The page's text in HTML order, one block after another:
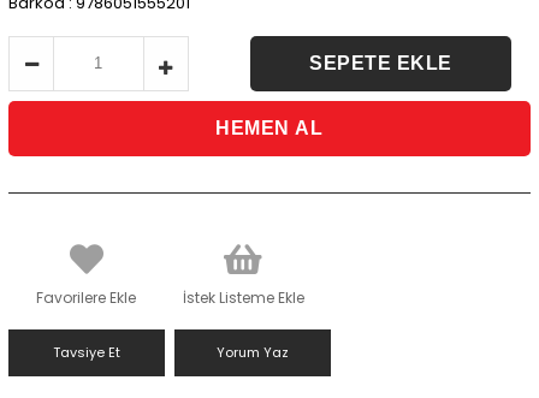
Favorilere Ekle İstek Listeme Ekle
Tavsiye Et Yorum Yaz